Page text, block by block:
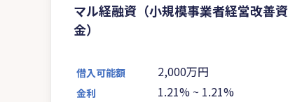
マル経融資（小規模事業者経営改善資
金）
借入可能額 2,000万円
金利 1.21% ~ 1.21%